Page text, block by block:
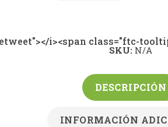
i><span class="ftc-
SKU: N/A
DESCRIPCIÓN
INFORMACIÓN